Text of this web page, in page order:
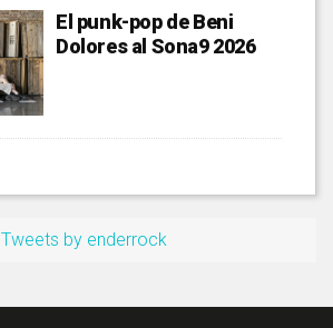
El punk-pop de Beni
Dolores al Sona9 2026
Tweets by enderrock